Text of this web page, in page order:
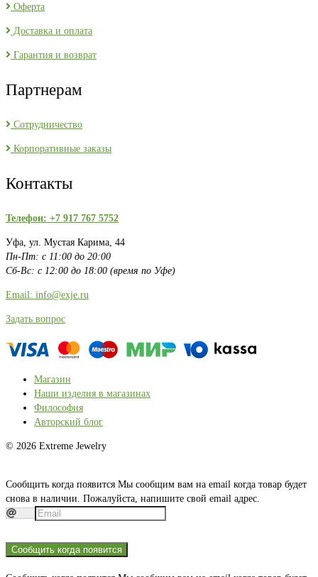
Оферта
Доставка и оплата
Гарантия и возврат
Партнерам
Сотрудничество
Корпоративные заказы
Контакты
Телефон: +7 917 767 5752
Уфа, ул. Мустая Карима, 44
Пн-Пт: с 11:00 до 20:00
Сб-Вс: с 12:00 до 18:00 (время по Уфе)
Email: info@exje.ru
Задать вопрос
Магазин
Наши изделия в магазинах
Философия
Авторский блог
© 2026 Extreme Jewelry
Сообщить когда появится Мы сообщим вам на email когда товар будет
снова в наличии. Пожалуйста, напишите свой email адрес.
Сообщить когда появится